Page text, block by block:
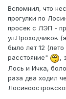
Вспомнил, что
прогулки по
просек с ЛЭП -
ул.Проходчиков
было лет 12
расстояние"
,
Лось и Ичка,
раза два ходил